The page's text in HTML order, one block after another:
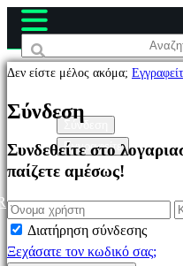
Παιχνίδια
Επιλεγμένο
Νέα
παιχνίδια
Παιχνίδια
Σύνδεση
Εγγραφείτε
Δεν είστε μέλος ακόμα;
Σύνδεση
Συνδεθείτε στο
παίζετε αμέσως!
Διατήρηση σύνδεσης
Ξεχάσατε τον κωδικό σας;